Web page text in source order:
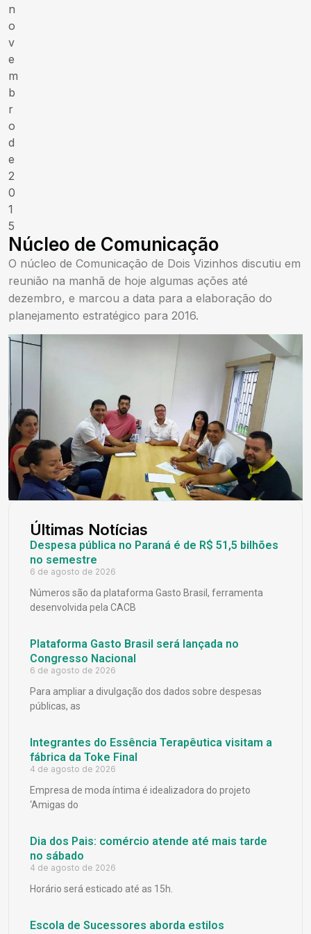
n
o
v
e
m
b
r
o
d
e
2
0
1
5
Núcleo de Comunicação
O núcleo de Comunicação de Dois Vizinhos discutiu em
reunião na manhã de hoje algumas ações até
dezembro, e marcou a data para a elaboração do
planejamento estratégico para 2016.
Últimas Notícias
Despesa pública no Paraná é de R$ 51,5 bilhões
no semestre
6 de agosto de 2026
Números são da plataforma Gasto Brasil, ferramenta
desenvolvida pela CACB
Plataforma Gasto Brasil será lançada no
Congresso Nacional
6 de agosto de 2026
Para ampliar a divulgação dos dados sobre despesas
públicas, as
Integrantes do Essência Terapêutica visitam a
fábrica da Toke Final
4 de agosto de 2026
Empresa de moda íntima é idealizadora do projeto
‘Amigas do
Dia dos Pais: comércio atende até mais tarde
no sábado
4 de agosto de 2026
Horário será esticado até as 15h.
Escola de Sucessores aborda estilos